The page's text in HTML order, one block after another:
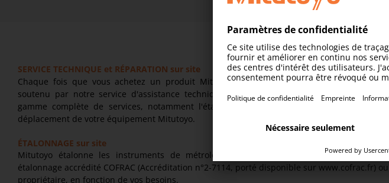
SERVICE TECHNIQUE et RÉPARATION sur site
Chaque fois que vous achetez un produit Mitutoyo, vous pouvez être assuré qu'il sera
soutenu par notre service d'assistance technique. Notre service technique propose une
gamme complète de services, notamment l'étalonnage, la réparation, l'installation et le
déplacement de votre équipement Mitutoyo.
ÉTALONNAGE sur site
Mitutoyo étalonne les instruments de métrologie sur votre site et peut proposer un
étalonnage accrédité COFRAC (Accréditation n°2-7114, porté disponible sur www.cofrac.fr) ou
propriétaire, en fonction de vos besoins.